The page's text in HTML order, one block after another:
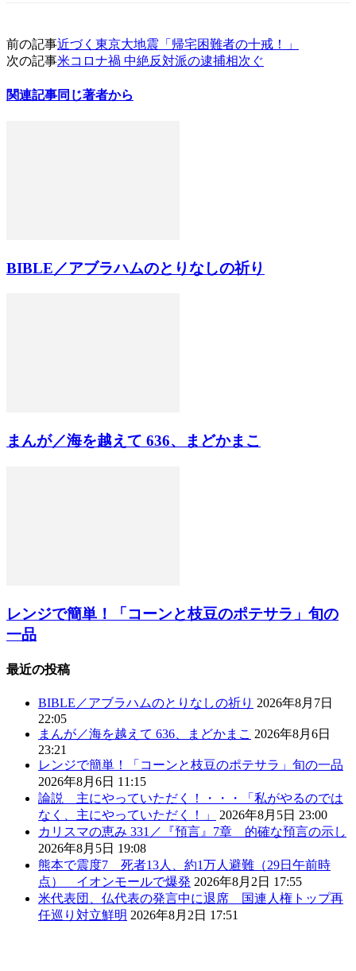
前の記事近づく東京大地震「帰宅困難者の十戒！」
次の記事米コロナ禍 中絶反対派の逮捕相次ぐ
関連記事同じ著者から
BIBLE／アブラハムのとりなしの祈り
まんが／海を越えて 636、まどかまこ
レンジで簡単！「コーンと枝豆のポテサラ」旬の
一品
最近の投稿
BIBLE／アブラハムのとりなしの祈り 2026年8月7日
22:05
まんが／海を越えて 636、まどかまこ 2026年8月6日
23:21
レンジで簡単！「コーンと枝豆のポテサラ」旬の一品
2026年8月6日 11:15
論説 主にやっていただく！・・・「私がやるのでは
なく、主にやっていただく！」
2026年8月5日 23:00
カリスマの恵み 331／『預言』7章 的確な預言の示し
2026年8月5日 19:08
熊本で震度7 死者13人、約1万人避難（29日午前時
点） イオンモールで爆発 2026年8月2日 17:55
米代表団、仏代表の発言中に退席 国連人権トップ再
任巡り対立鮮明 2026年8月2日 17:51